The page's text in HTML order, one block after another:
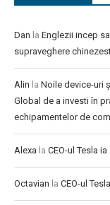
Dan la Englezii incep
supraveghere
Alin la Noile device-uri
Global de a investi în
echipamentelor de
Alexa la CEO-ul Tesla
Octavian la CEO-ul